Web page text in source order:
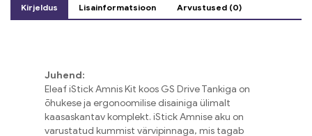
Kirjeldus Lisainformatsioon Arvustused (0)
Juhend:
Eleaf iStick Amnis Kit koos GS Drive Tankiga on
õhukese ja ergonoomilise disainiga ülimalt
kaasaskantav komplekt. iStick Amnise aku on
varustatud kummist värvipinnaga, mis tagab